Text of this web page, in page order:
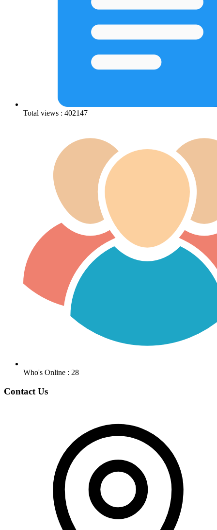
Total views : 402147
Who's Online : 28
Contact Us